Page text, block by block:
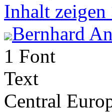
Inhalt zeigen
Bernhard
1 Font
Text
Central